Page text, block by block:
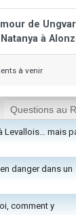
de Ungvar
à
à venir
Questions au
Levallois… mais
danger dans un
comment y